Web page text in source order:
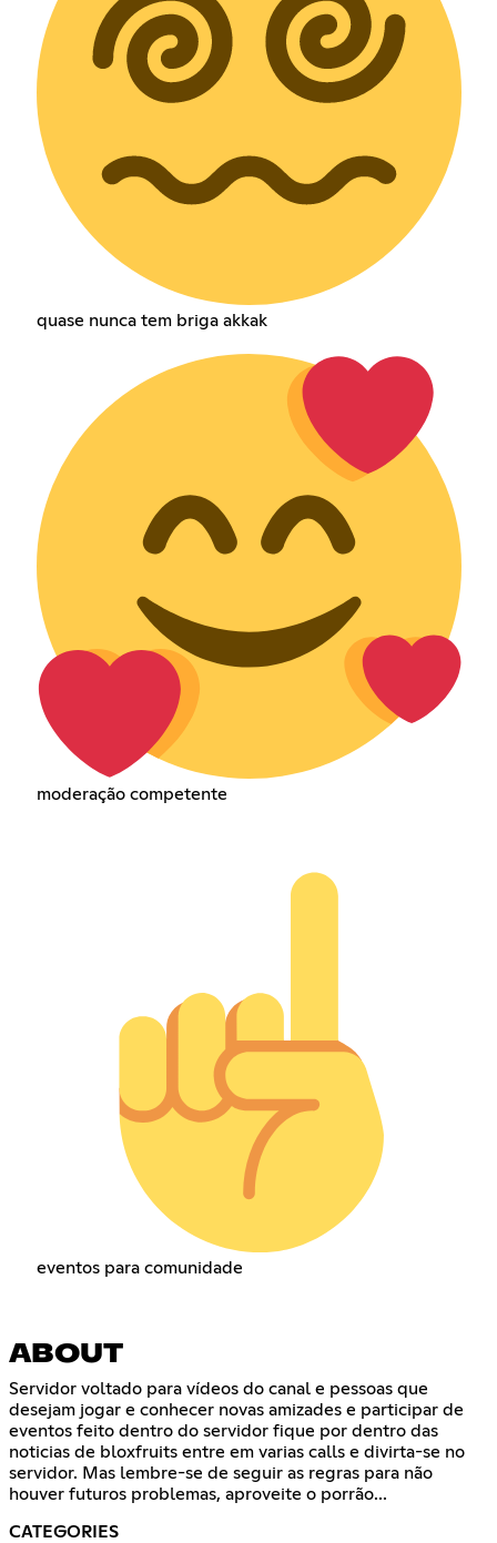
quase nunca tem briga akkak
moderação competente
eventos para comunidade
ABOUT
Servidor voltado para vídeos do canal e pessoas que
desejam jogar e conhecer novas amizades e participar de
eventos feito dentro do servidor fique por dentro das
noticias de bloxfruits entre em varias calls e divirta-se no
servidor. Mas lembre-se de seguir as regras para não
houver futuros problemas, aproveite o porrão...
CATEGORIES